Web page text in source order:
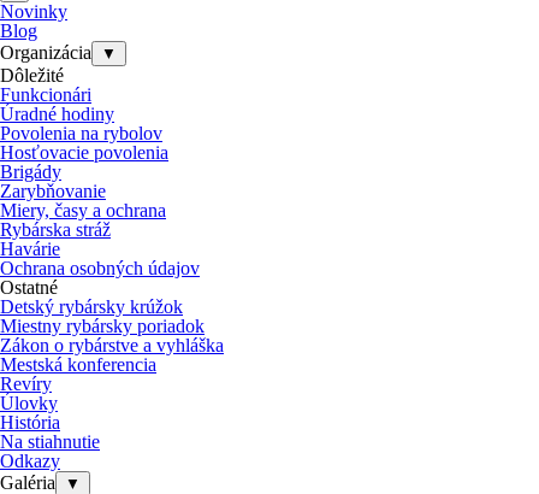
Novinky
Blog
Organizácia
▼
Dôležité
Funkcionári
Úradné hodiny
Povolenia na rybolov
Hosťovacie povolenia
Brigády
Zarybňovanie
Miery, časy a ochrana
Rybárska stráž
Havárie
Ochrana osobných údajov
Ostatné
Detský rybársky krúžok
Miestny rybársky poriadok
Zákon o rybárstve a vyhláška
Mestská konferencia
Revíry
Úlovky
História
Na stiahnutie
Odkazy
Galéria
▼